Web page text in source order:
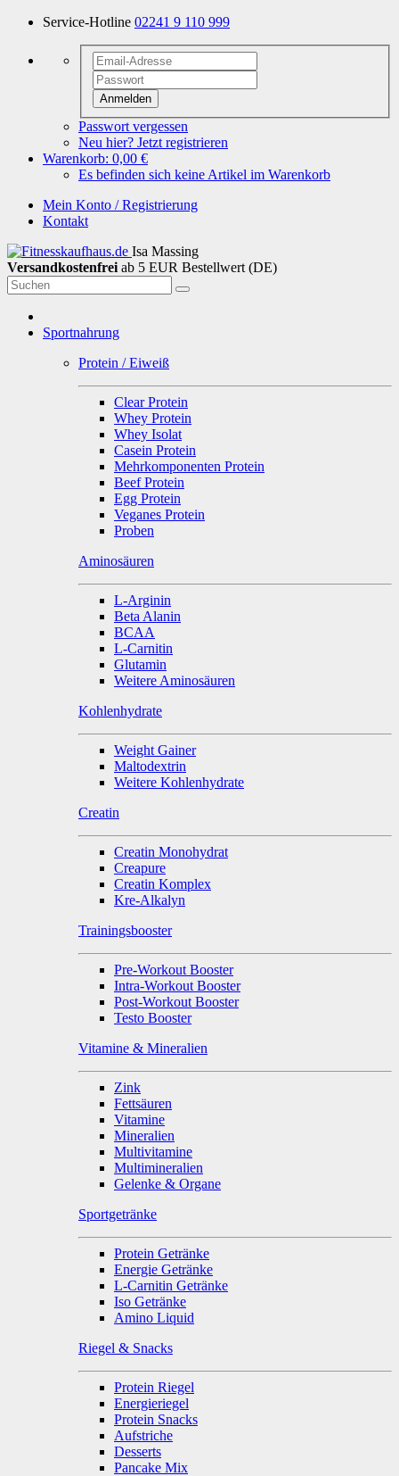
Service-Hotline 02241 9 110 999
Anmelden
Passwort vergessen
Neu hier? Jetzt registrieren
Warenkorb: 0,00 €
Es befinden sich keine Artikel im Warenkorb
Mein Konto / Registrierung
Kontakt
Isa Massing
Versandkostenfrei ab 5 EUR Bestellwert (DE)
Sportnahrung
Protein / Eiweiß
Clear Protein
Whey Protein
Whey Isolat
Casein Protein
Mehrkomponenten Protein
Beef Protein
Egg Protein
Veganes Protein
Proben
Aminosäuren
L-Arginin
Beta Alanin
BCAA
L-Carnitin
Glutamin
Weitere Aminosäuren
Kohlenhydrate
Weight Gainer
Maltodextrin
Weitere Kohlenhydrate
Creatin
Creatin Monohydrat
Creapure
Creatin Komplex
Kre-Alkalyn
Trainingsbooster
Pre-Workout Booster
Intra-Workout Booster
Post-Workout Booster
Testo Booster
Vitamine & Mineralien
Zink
Fettsäuren
Vitamine
Mineralien
Multivitamine
Multimineralien
Gelenke & Organe
Sportgetränke
Protein Getränke
Energie Getränke
L-Carnitin Getränke
Iso Getränke
Amino Liquid
Riegel & Snacks
Protein Riegel
Energieriegel
Protein Snacks
Aufstriche
Desserts
Pancake Mix